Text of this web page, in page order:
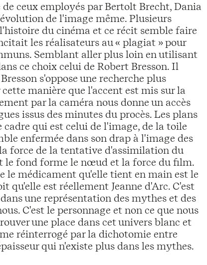
ceux employés par Bertolt Brecht, Dania
de l'image même. Plusieurs
du cinéma et ce récit semble faire
les réalisateurs au « plagiat » pour
Semblant aller plus loin en utilisant
ce choix celui de Robert Bresson. Il
s'oppose une recherche plus
manière que l'accent est mis sur la
par la caméra nous donne un accès
issus des minutes du procès. Les plans
qui est celui de l'image, de la toile
enfermée dans son drap à l'image des
force de la tentative d'assimilation du
le fond forme le nœud et la force du film.
le médicament qu'elle tient en main est le
qu'elle est réellement Jeanne d'Arc. C'est
une représentation des mythes et des
C'est le personnage et non ce que nous
une place dans cet univers blanc et
réinterrogé par la dichotomie entre
qui n'existe plus dans les mythes.